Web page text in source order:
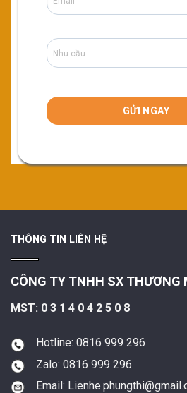
THÔNG TIN LIÊN HỆ
CÔNG TY TNHH SX THƯƠNG
MST: 0 3 1 4 0 4 2 5 0 8
Hotline: 0816 999 296
Zalo: 0816 999 296
Email: